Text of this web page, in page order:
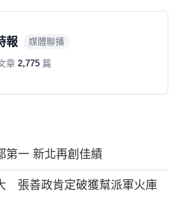
報 媒體聯播
章2,775 篇
第一 新北再創佳績
張善政肯定破獲幫派軍火庫